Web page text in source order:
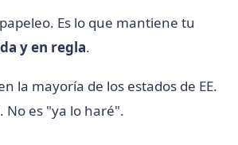
Es lo que mantiene tu
y en regla.
la mayoría de los estados de EE.
No es "ya lo haré".